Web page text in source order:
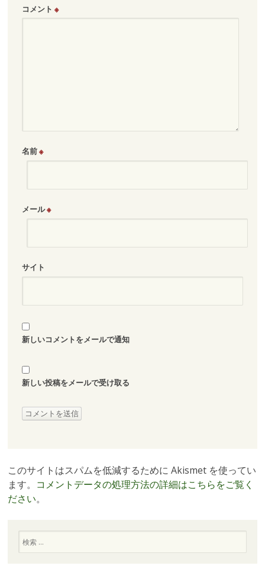
コメント ※
名前※
メール※
サイト
新しいコメントをメールで通知
新しい投稿をメールで受け取る
このサイトはスパムを低減するために Akismet を使ってい
ます。 コメントデータの処理方法の詳細はこちらをご覧く
ださい。
索